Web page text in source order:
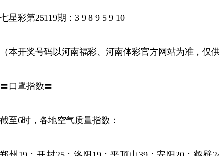
七星彩第25119期：3 9 8 9 5 9 10
（本开奖号码以河南福彩、河南体彩官方网站为准，仅
〓口罩指数〓
截至6时，各地空气质量指数：